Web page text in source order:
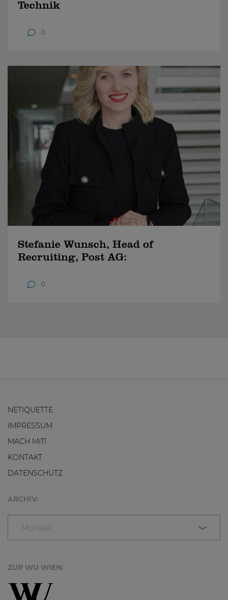
Technik
0
Stefanie Wunsch, Head of
Recruiting, Post AG:
0
NETIQUETTE
IMPRESSUM
MACH MIT!
KONTAKT
DATENSCHUTZ
ARCHIV:
Monate
ZUR WU WIEN: